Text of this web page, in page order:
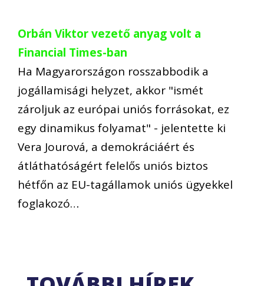
Orbán Viktor vezető anyag volt a
Financial Times-ban
Ha Magyarországon rosszabbodik a
jogállamisági helyzet, akkor "ismét
zároljuk az európai uniós forrásokat, ez
egy dinamikus folyamat" - jelentette ki
Vera Jourová, a demokráciáért és
átláthatóságért felelős uniós biztos
hétfőn az EU-tagállamok uniós ügyekkel
foglakozó…